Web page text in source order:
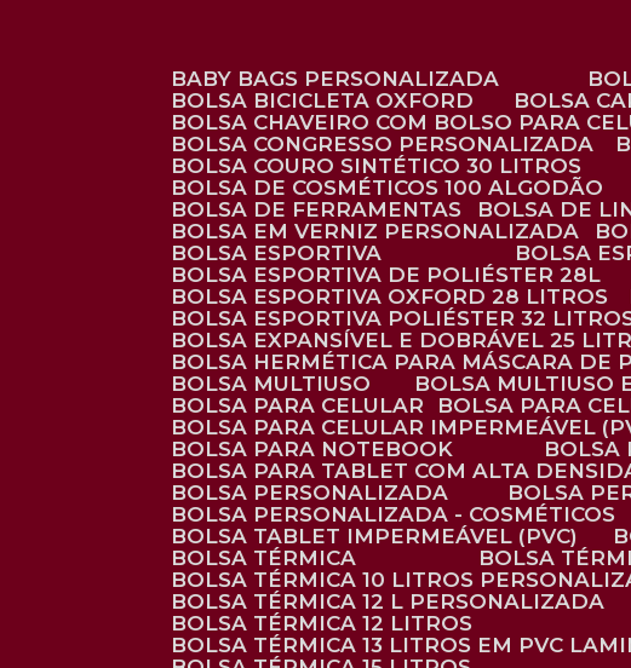
BABY BAGS PERSONALIZADA
BOLSA BICICLETA OXFORD
BOLSA
BOLSA CHAVEIRO COM BOLSO PARA
BOLSA CONGRESSO PERSONALIZADA
BOLSA COURO SINTÉTICO 30 LITROS
BOLSA DE COSMÉTICOS 100 ALGODÃO
BOLSA DE FERRAMENTAS
BOLSA DE
BOLSA EM VERNIZ PERSONALIZADA
BOLSA ESPORTIVA
BOLSA
BOLSA ESPORTIVA DE POLIÉSTER 28L
BOLSA ESPORTIVA OXFORD 28 LITROS
BOLSA ESPORTIVA POLIÉSTER 32
BOLSA EXPANSÍVEL E DOBRÁVEL 25
BOLSA HERMÉTICA PARA MÁSCARA DE
BOLSA MULTIUSO
BOLSA
BOLSA PARA CELULAR
BOLSA PARA
BOLSA PARA CELULAR IMPERMEÁVEL
BOLSA PARA NOTEBOOK
BOLSA PARA TABLET COM ALTA
BOLSA PERSONALIZADA
BOLSA
BOLSA PERSONALIZADA - COSMÉTICOS
BOLSA TABLET IMPERMEÁVEL (PVC)
BOLSA TÉRMICA
BOLSA
BOLSA TÉRMICA 10 LITROS
BOLSA TÉRMICA 12 L PERSONALIZADA
BOLSA TÉRMICA 12 LITROS
BOLSA TÉRMICA 13 LITROS EM PVC